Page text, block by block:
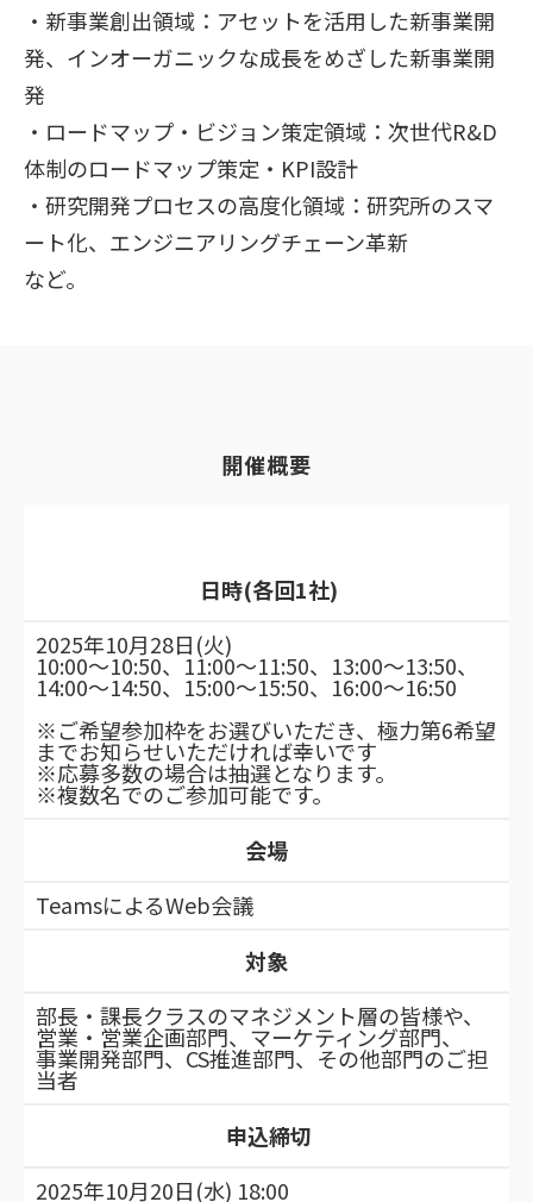
・新事業創出領域：アセットを活用した新事業開
発、インオーガニックな成長をめざした新事業開
発
・ロードマップ・ビジョン策定領域：次世代R&D
体制のロードマップ策定・KPI設計
・研究開発プロセスの高度化領域：研究所のスマ
ート化、エンジニアリングチェーン革新
など。
開催概要
日時(各回1社)
2025年10月28日(火)
10:00～10:50、11:00～11:50、13:00～13:50、
14:00～14:50、15:00～15:50、16:00～16:50
※ご希望参加枠をお選びいただき、極力第6希望
までお知らせいただければ幸いです
※応募多数の場合は抽選となります。
※複数名でのご参加可能です。
会場
TeamsによるWeb会議
対象
部長・課長クラスのマネジメント層の皆様や、
営業・営業企画部門、マーケティング部門、
事業開発部門、CS推進部門、その他部門のご担
当者
申込締切
2025年10月20日(水) 18:00